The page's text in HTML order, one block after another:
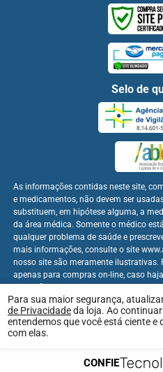
Para sua maior segurança,
de Privacidadeda loja. Ao
entendemos que você está ciente e
com elas.
Selo de
As informações contidas neste site,
e medicamentos, não devem ser
substituem, em hipótese alguma, a
da área médica. Somente o médico
qualquer problema de saúde e
mais informações, consulte o site
nosso site são meramente ilustrativas.
apenas para compras on-line, caso
apenas para compras on-line.
CONFIE